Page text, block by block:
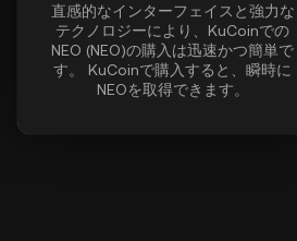
直感的なインターフェイスと強力な
テクノロジーにより、KuCoinでの
NEO (NEO)の購入は迅速かつ簡単で
す。 KuCoinで購入すると、瞬時に
NEOを取得できます。